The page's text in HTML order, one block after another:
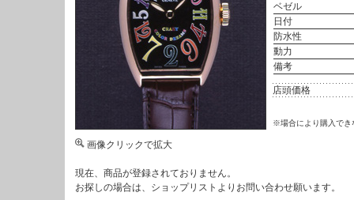
画像クリックで拡大
ベゼル
日付
防水性
動力
備考
店頭価格
※場合により購入でき
現在、商品が登録されておりません。
お探しの場合は、 ショップリスト よりお問い合わせ願います。